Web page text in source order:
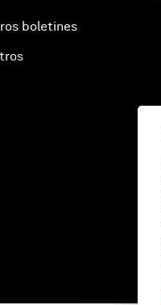
boletines